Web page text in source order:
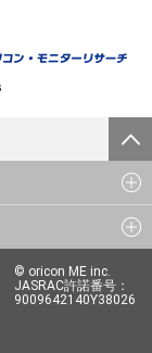
© oricon ME inc.
JASRAC許諾番号：
9009642140Y38026